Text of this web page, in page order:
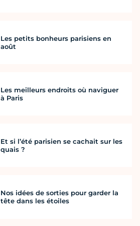
Les petits bonheurs parisiens en
août
Les meilleurs endroits où naviguer
à Paris
Et si l’été parisien se cachait sur les
quais ?
Nos idées de sorties pour garder la
tête dans les étoiles